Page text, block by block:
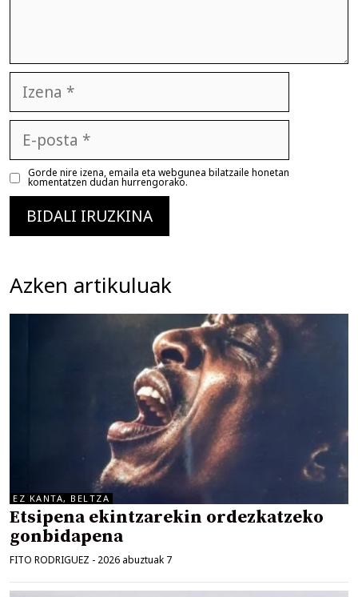
posta
Gorde nire izena, emaila eta webgunea bilatzaile honetan
komentatzen dudan hurrengorako.
Azken artikuluak
EZ KANTA, BELTZA
Etsipena ekintzarekin ordezkatzeko
gonbidapena
FITO RODRIGUEZ - 2026 abuztuak 7